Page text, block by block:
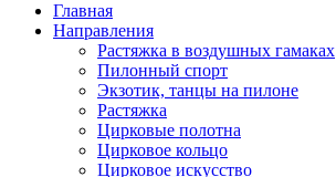
Главная
Направления
Растяжка в воздушных гамаках
Пилонный спорт
Экзотик, танцы на пилоне
Растяжка
Цирковые полотна
Цирковое кольцо
Цирковое искусство